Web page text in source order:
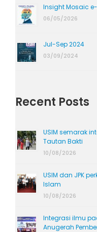
Insight Mosaic
06/05/2026
Jul-Sep 2024
03/09/2024
Recent Posts
USIM semarak
Tautan Bakti
10/08/2026
USIM dan JPK
Islam
10/08/2026
Integrasi ilmu
Anugerah